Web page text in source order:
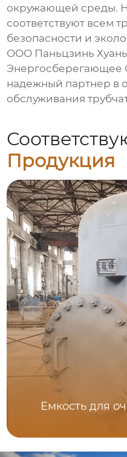
окружающей среды.
соответствуют всем
безопасности и
ООО Паньцзинь
Энергосберегающее
надежный партнер в
обслуживания
Продукция
Емкость для